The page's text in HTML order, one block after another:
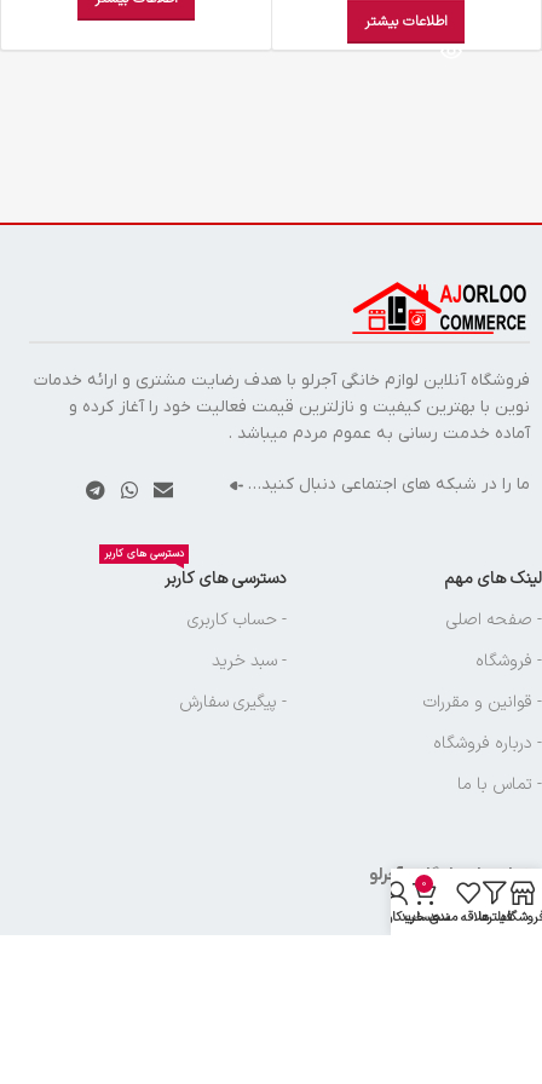
اطلاعات بیشتر
فروشگاه آنلاین لوازم خانگی آجرلو با هدف رضایت مشتری و ارائه خدمات
نوین با بهترین کیفیت و نازلترین قیمت فعالیت خود را آغاز کرده و
آماده خدمت رسانی به عموم مردم میباشد .
ما را در شبکه های اجتماعی دنبال کنید…
لینک های مهم
- صفحه اصلی
- فروشگاه
- قوانین و مقررات
- درباره فروشگاه
- تماس با ما
دسترسی های کاربر
دسترسی های کاربر
- حساب کاربری
- سبد خرید
- پیگیری سفارش
نماد های بازرگانی آجرلو
فیلترهاعلاقه مندی
0
سبد خرید
حساب کاربری من